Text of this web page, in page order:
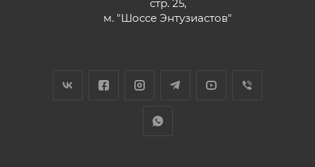
стр. 25,
м. "Шоссе Энтузиастов"